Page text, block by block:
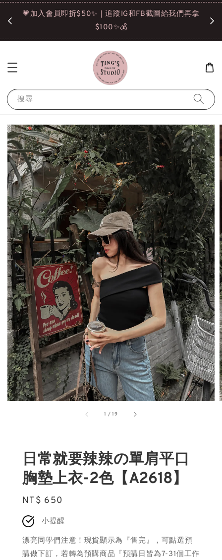
選
💗加入會員即折$50✨｜追蹤IG和FB截圖給我們再拿
$100✨💰
搜尋
1 /19
日常就要辣辣の單肩平口
胸墊上衣-2色【A2618】
Regular
price
NT$ 650
小提醒
漂亮同學們注意！現貨顯示為『售完』，可點選預
購做下訂，若轉為預購商品『預購日皆為7-31個工作